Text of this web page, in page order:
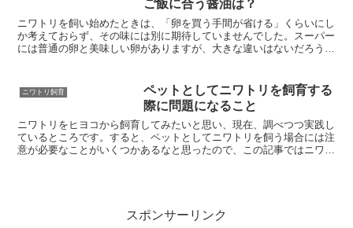
ご飯に合う醤油は？
ニワトリを飼い始めたときは、「卵を買う手間が省ける」くらいにし
か考えておらず、その味には別に期待していませんでした。スーパー
には普通の卵と美味しい卵がありますが、大きな違いはないだろう、
ニワトリ飼育
ペットとしてニワトリを飼育する
際に問題になること
ニワトリをヒヨコから飼育してみたいと思い、現在、調べつつ実践し
ているところです。すると、ペットとしてニワトリを飼う場合には注
意が必要なことがいくつかあるなと思ったので、この記事ではニワト
スポンサーリンク